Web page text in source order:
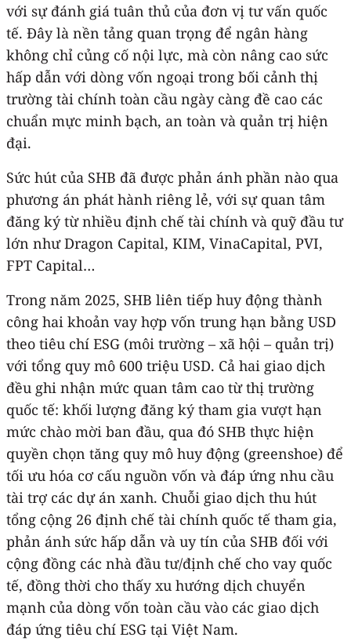
với sự đánh giá tuân thủ của đơn vị tư vấn quốc
tế. Đây là nền tảng quan trọng để ngân hàng
không chỉ củng cố nội lực, mà còn nâng cao sức
hấp dẫn với dòng vốn ngoại trong bối cảnh thị
trường tài chính toàn cầu ngày càng đề cao các
chuẩn mực minh bạch, an toàn và quản trị hiện
đại.
Sức hút của SHB đã được phản ánh phần nào qua
phương án phát hành riêng lẻ, với sự quan tâm
đăng ký từ nhiều định chế tài chính và quỹ đầu tư
lớn như Dragon Capital, KIM, VinaCapital, PVI,
FPT Capital…
Trong năm 2025, SHB liên tiếp huy động thành
công hai khoản vay hợp vốn trung hạn bằng USD
theo tiêu chí ESG (môi trường – xã hội – quản trị)
với tổng quy mô 600 triệu USD. Cả hai giao dịch
đều ghi nhận mức quan tâm cao từ thị trường
quốc tế: khối lượng đăng ký tham gia vượt hạn
mức chào mời ban đầu, qua đó SHB thực hiện
quyền chọn tăng quy mô huy động (greenshoe) để
tối ưu hóa cơ cấu nguồn vốn và đáp ứng nhu cầu
tài trợ các dự án xanh. Chuỗi giao dịch thu hút
tổng cộng 26 định chế tài chính quốc tế tham gia,
phản ánh sức hấp dẫn và uy tín của SHB đối với
cộng đồng các nhà đầu tư/định chế cho vay quốc
tế, đồng thời cho thấy xu hướng dịch chuyển
mạnh của dòng vốn toàn cầu vào các giao dịch
đáp ứng tiêu chí ESG tại Việt Nam.